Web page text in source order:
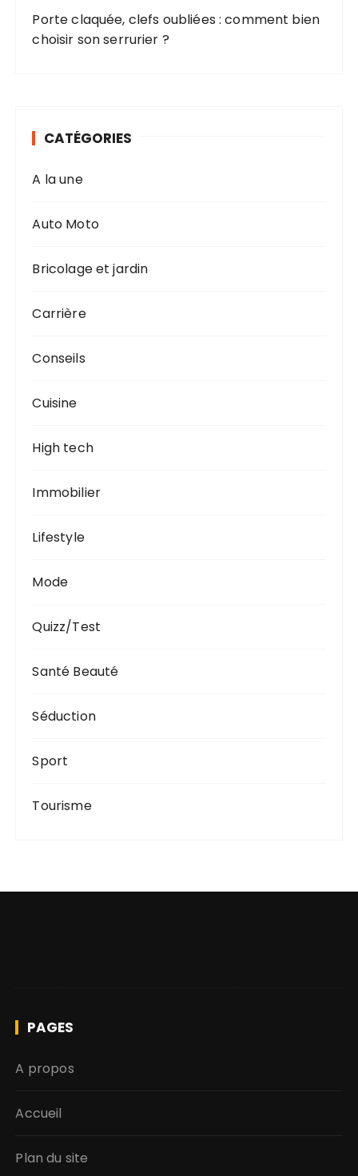
Porte claquée, clefs oubliées : comment bien
choisir son serrurier ?
CATÉGORIES
A la une
Auto Moto
Bricolage et jardin
Carrière
Conseils
Cuisine
High tech
Immobilier
Lifestyle
Mode
Quizz/Test
Santé Beauté
Séduction
Sport
Tourisme
PAGES
A propos
Accueil
Plan du site